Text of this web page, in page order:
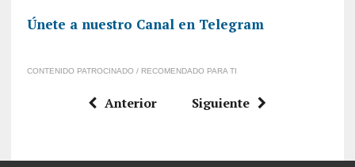
Únete a nuestro Canal en Telegram
CONTENIDO PATROCINADO / RECOMENDADO PARA TI
Anterior Siguiente